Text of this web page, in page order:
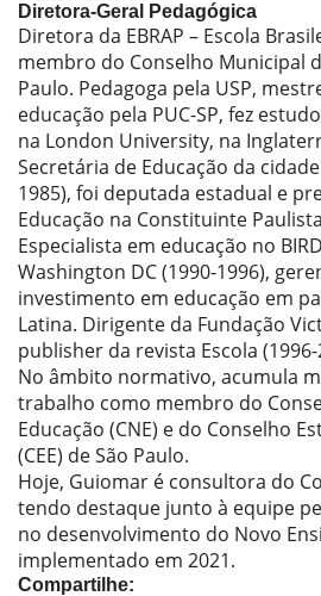
Diretora-Geral Pedagógica
Diretora da EBRAP – Escola
membro do Conselho Municipal
Paulo. Pedagoga pela USP,
educação pela PUC-SP, fez
na London University, na
Secretária de Educação da
1985), foi deputada estadual e
Educação na Constituinte
Especialista em educação no
Washington DC (1990-1996),
investimento em educação em
Latina. Dirigente da Fundação
publisher da revista Escola (1996-
No âmbito normativo, acumula
trabalho como membro do
Educação (CNE) e do Conselho
(CEE) de São Paulo.
Hoje, Guiomar é consultora do
tendo destaque junto à equipe
no desenvolvimento do Novo
implementado em 2021.
Compartilhe: